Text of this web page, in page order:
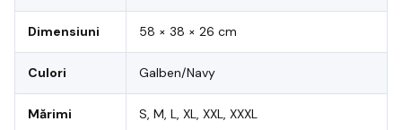
Dimensiuni 58 × 38 × 26 cm
Culori Galben/Navy
Mărimi S, M, L, XL, XXL, XXXL